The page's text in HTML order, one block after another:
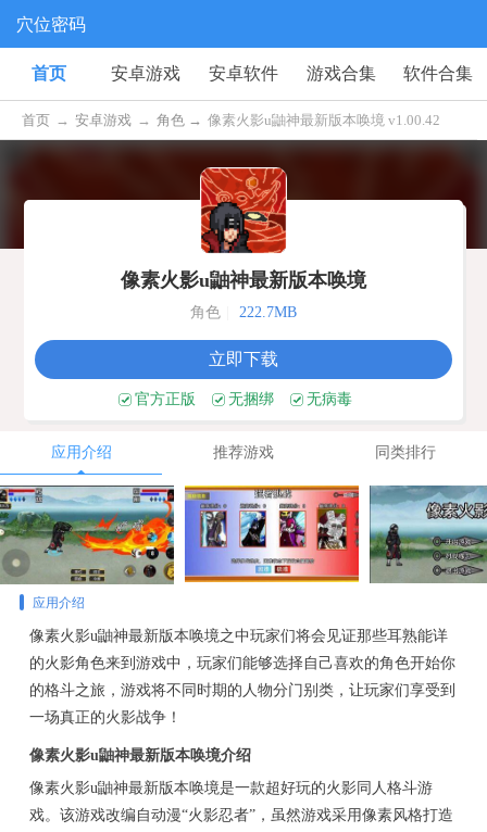
穴位密码
首页 安卓游戏 安卓软件 游戏合集 软件合集
首页 → 安卓游戏 → 角色 → 像素火影u鼬神最新版本唤境 v1.00.42
像素火影u鼬神最新版本唤境
角色 222.7MB
立即下载
官方正版 无捆绑 无病毒
应用介绍 推荐游戏 同类排行
应用介绍
像素火影u鼬神最新版本唤境之中玩家们将会见证那些耳熟能详
的火影角色来到游戏中，玩家们能够选择自己喜欢的角色开始你
的格斗之旅，游戏将不同时期的人物分门别类，让玩家们享受到
一场真正的火影战争！
像素火影u鼬神最新版本唤境介绍
像素火影u鼬神最新版本唤境是一款超好玩的火影同人格斗游
戏。该游戏改编自动漫“火影忍者”，虽然游戏采用像素风格打造